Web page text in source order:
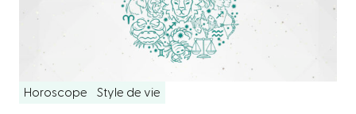
Horoscope Style de vie